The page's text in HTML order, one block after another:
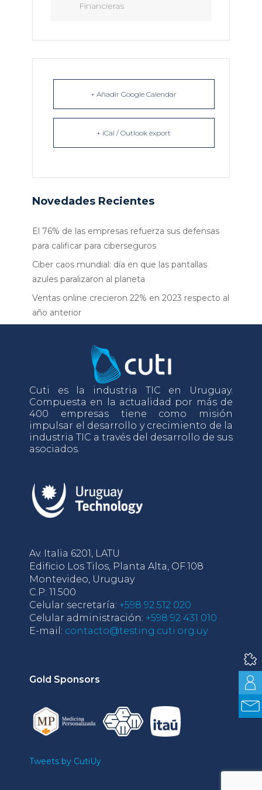
Financieras
+ Añadir Google Calendar
+ iCal / Outlook export
Novedades Recientes
El 76% de las empresas refuerza sus defensas
para calificar para ciberseguros
Ciber caos mundial: día en que las pantallas
azules paralizaron al planeta
Ventas online crecieron 22% en 2023 respecto al
año anterior
Cuti es la industria TIC en Uruguay.
Compuesta en la actualidad por más de
400 empresas tiene como misión
impulsar el desarrollo y crecimiento de la
industria TIC a través del desarrollo de sus
asociados.
Av. Italia 6201, LATU
Edificio Los Tilos, Planta Alta, OF.108
Montevideo, Uruguay
C.P: 11.500
Celular secretaría: +598 92 512 020
Celular administración: +598 92 431 010
E-mail: contacto@testing.cuti.org.uy
Gold Sponsors
Tweets by CutiUy